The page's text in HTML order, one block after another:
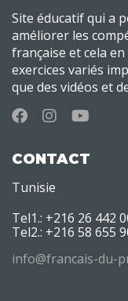
Site éducatif qui a
améliorer les
française et cela
exercices variés
que des vidéos et
CONTACT
Tunisie
Tel1.: +216 26 442
Tel2.: +216 58 655
info@francais-du-